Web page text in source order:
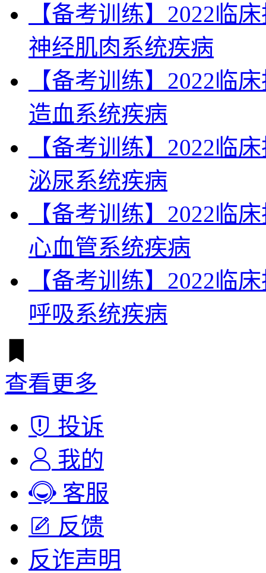
【备考训练】2022临
神经肌肉系统疾病
【备考训练】2022临
造血系统疾病
【备考训练】2022临
泌尿系统疾病
【备考训练】2022临
心血管系统疾病
【备考训练】2022临
呼吸系统疾病
查看更多
投诉
我的
客服
反馈
反诈声明